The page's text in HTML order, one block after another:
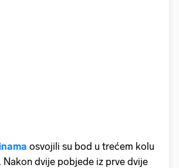
osvojili su bod u trećem kolu
. Nakon dvije pobjede iz prve dvije